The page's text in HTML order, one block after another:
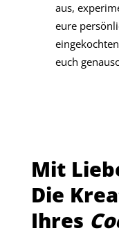
aus,
eure
euch
Mit
Die
Ihres